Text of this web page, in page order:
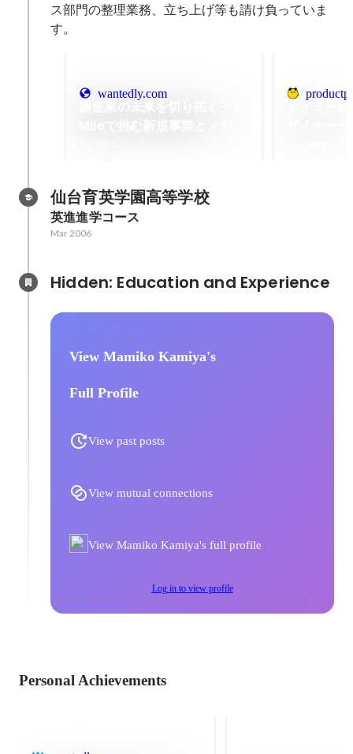
ス部門の整理業務、立ち上げ等も請け負っていま
す。
wantedly.com
仙台育英学園高等学校
英進進学コース
Mar 2006
View Mamiko Kamiya's
Full Profile
View past posts
View mutual connections
View Mamiko Kamiya's full profile
Log in to view profile
Personal Achievements